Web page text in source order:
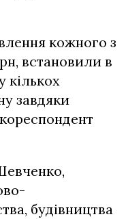
кожного з
встановили в
кількох
завдяки
будівництва